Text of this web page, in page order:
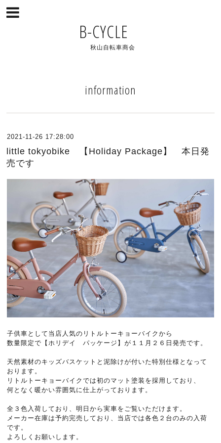
B-CYCLE
秋山自転車商会
information
2021-11-26 17:28:00
little tokyobike 【Holiday Package】 本日発
売です
子供車として当店人気のリトルトーキョーバイクから
数量限定で【ホリデイ パッケージ】が１１月２６日発売です。
天然素材のキッズバスケットと泥除けが付いた特別仕様となって
おります。
リトルトーキョーバイクでは初のマット塗装を採用しており、
何となく暖かい雰囲気に仕上がっております。
全３色入荷しており、明日から実車をご覧いただけます。
メーカー在庫は予約完売しており、当店では各色２台のみの入荷
です。
よろしくお願いします。